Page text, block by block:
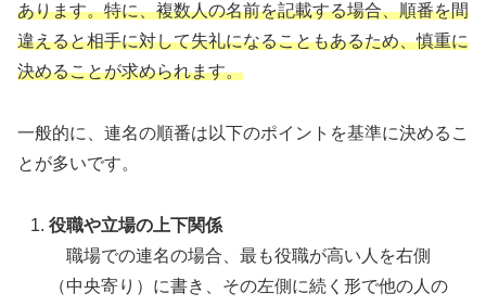
あります。特に、複数人の名前を記載する場合、順番を間
違えると相手に対して失礼になることもあるため、慎重に
決めることが求められます。
一般的に、連名の順番は以下のポイントを基準に決めるこ
とが多いです。
役職や立場の上下関係
職場での連名の場合、最も役職が高い人を右側
（中央寄り）に書き、その左側に続く形で他の人の